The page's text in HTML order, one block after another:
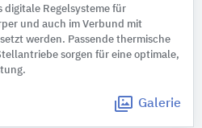
digitale Regelsysteme für
und auch im Verbund mit
werden. Passende thermische
sorgen für eine optimale,
Galerie